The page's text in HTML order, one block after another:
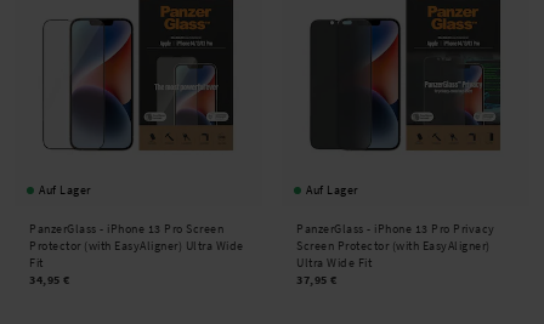
Auf Lager
PanzerGlass - iPhone 13 Pro Screen
Protector (with EasyAligner) Ultra Wide
Fit
34,95 €
Auf Lager
PanzerGlass - iPhone 13 Pro Privacy
Screen Protector (with EasyAligner)
Ultra Wide Fit
37,95 €